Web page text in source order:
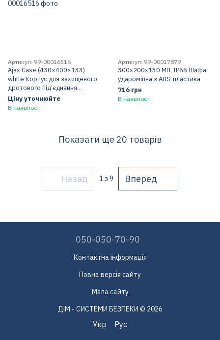
Артикул: 99-00016516
Ajax Case (430×400×133)
white Корпус для захищеного
дротового під’єднання
пристроїв
Ціну уточнюйте
В наявності
Артикул: 99-00017879
300х200х130 МП, IP65 Шафа
удароміцна з ABS-пластика
716 грн
В наявності
Показати ще 20 товарів
Назад 1 з 9 Вперед
050-050-70-90
Контактна інформація
Повна версія сайту
Мапа сайту
ДіМ - СИСТЕМИ БЕЗПЕКИ © 2026
Укр Рус